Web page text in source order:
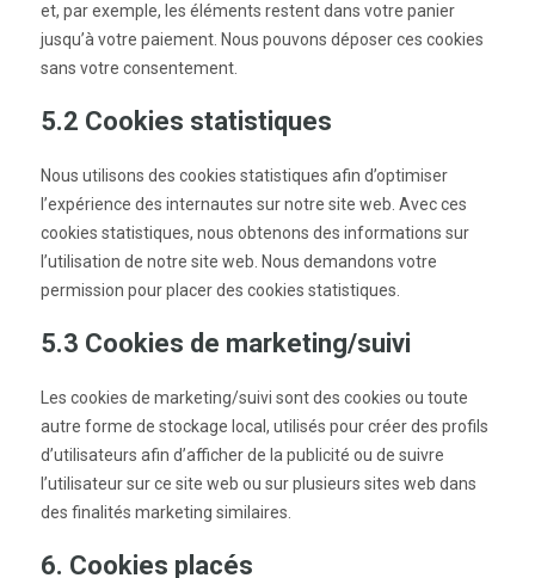
et, par exemple, les éléments restent dans votre panier
jusqu’à votre paiement. Nous pouvons déposer ces cookies
sans votre consentement.
5.2 Cookies statistiques
Nous utilisons des cookies statistiques afin d’optimiser
l’expérience des internautes sur notre site web. Avec ces
cookies statistiques, nous obtenons des informations sur
l’utilisation de notre site web. Nous demandons votre
permission pour placer des cookies statistiques.
5.3 Cookies de marketing/suivi
Les cookies de marketing/suivi sont des cookies ou toute
autre forme de stockage local, utilisés pour créer des profils
d’utilisateurs afin d’afficher de la publicité ou de suivre
l’utilisateur sur ce site web ou sur plusieurs sites web dans
des finalités marketing similaires.
6. Cookies placés